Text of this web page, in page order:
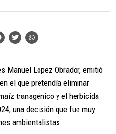
Manuel López Obrador, emitió
el que pretendía eliminar
transgénico y el herbicida
una decisión que fue muy
ambientalistas.